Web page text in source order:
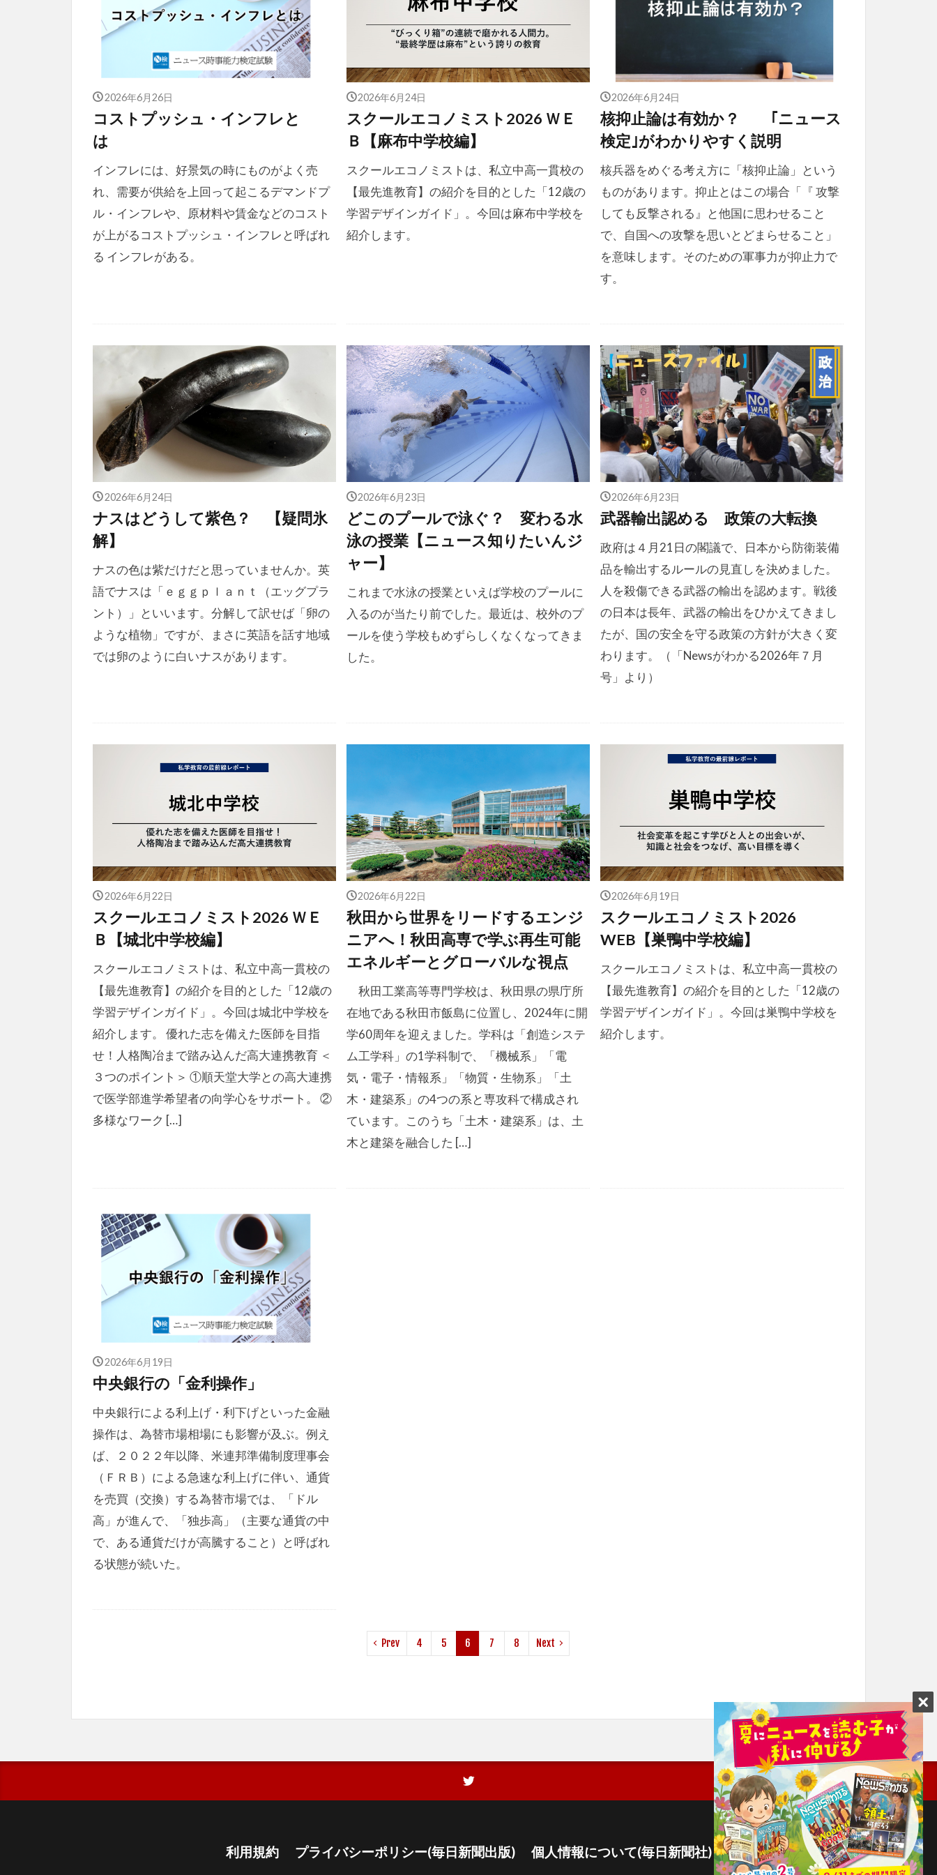
2026年6月26日
コストプッシュ・インフレと
は
インフレには、好景気の時にものがよく売
れ、需要が供給を上回って起こるデマンドプ
ル・インフレや、原材料や賃金などのコスト
が上がるコストプッシュ・インフレと呼ばれ
る インフレがある。
2026年6月24日
スクールエコノミスト2026 ＷＥ
Ｂ【麻布中学校編】
スクールエコノミストは、私立中高一貫校の
【最先進教育】の紹介を目的とした「12歳の
学習デザインガイド」。今回は麻布中学校を
紹介します。
2026年6月24日
核抑止論は有効か？ ｢ニュース
検定｣がわかりやすく説明
核兵器をめぐる考え方に「核抑止論」という
ものがあります。抑止とはこの場合「『 攻撃
しても反撃される』と他国に思わせること
で、自国への攻撃を思いとどまらせること」
を意味します。そのための軍事力が抑止力で
す。
2026年6月24日
ナスはどうして紫色？ 【疑問氷
解】
ナスの色は紫だけだと思っていませんか。英
語でナスは「ｅｇｇｐｌａｎｔ（エッグプラ
ント）」といいます。分解して訳せば「卵の
ような植物」ですが、まさに英語を話す地域
では卵のように白いナスがあります。
2026年6月23日
どこのプールで泳ぐ？ 変わる水
泳の授業【ニュース知りたいんジ
ャー】
これまで水泳の授業といえば学校のプールに
入るのが当たり前でした。最近は、校外のプ
ールを使う学校もめずらしくなくなってきま
した。
2026年6月23日
武器輸出認める 政策の大転換
政府は４月21日の閣議で、日本から防衛装備
品を輸出するルールの見直しを決めました。
人を殺傷できる武器の輸出を認めます。戦後
の日本は長年、武器の輸出をひかえてきまし
たが、国の安全を守る政策の方針が大きく変
わります。（「Newsがわかる2026年７月
号」より）
2026年6月22日
スクールエコノミスト2026 ＷＥ
Ｂ【城北中学校編】
スクールエコノミストは、私立中高一貫校の
【最先進教育】の紹介を目的とした「12歳の
学習デザインガイド」。今回は城北中学校を
紹介します。 優れた志を備えた医師を目指
せ！人格陶冶まで踏み込んだ高大連携教育 ＜
３つのポイント＞ ①順天堂大学との高大連携
で医学部進学希望者の向学心をサポート。 ②
多様なワーク […]
2026年6月22日
秋田から世界をリードするエンジ
ニアへ！秋田高専で学ぶ再生可能
エネルギーとグローバルな視点
秋田工業高等専門学校は、秋田県の県庁所
在地である秋田市飯島に位置し、2024年に開
学60周年を迎えました。学科は「創造システ
ム工学科」の1学科制で、「機械系」「電
気・電子・情報系」「物質・生物系」「土
木・建築系」の4つの系と専攻科で構成され
ています。このうち「土木・建築系」は、土
木と建築を融合した […]
2026年6月19日
スクールエコノミスト2026
WEB【巣鴨中学校編】
スクールエコノミストは、私立中高一貫校の
【最先進教育】の紹介を目的とした「12歳の
学習デザインガイド」。今回は巣鴨中学校を
紹介します。
2026年6月19日
中央銀行の「金利操作」
中央銀行による利上げ・利下げといった金融
操作は、為替市場相場にも影響が及ぶ。例え
ば、２０２２年以降、米連邦準備制度理事会
（ＦＲＢ）による急速な利上げに伴い、通貨
を売買（交換）する為替市場では、「ドル
高」が進んで、「独歩高」（主要な通貨の中
で、ある通貨だけが高騰すること）と呼ばれ
る状態が続いた。
Prev 4 5 6 7 8 Next
利用規約 プライバシーポリシー(毎日新聞出版) 個人情報について(毎日新聞社)